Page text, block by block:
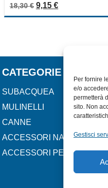
Per fornire
e/o
permetterà
sito. Non
Gestisci
out
of
18,30€ Il prezzo originale
9,15 €Il prezzo
CATEGORIE
SUBACQUEA
MULINELLI
CANNE
ACCESSORI NAUTICI
ACCESSORI PESCA